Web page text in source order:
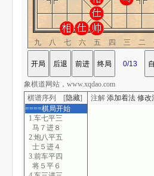
九八七六五四三二
棋谱序列 [隐藏]
====棋局开始
1.车七平三
马７进８
2.炮八平五
士５进４
3.前车平四
将５平６
注解 添加着法 修改
象棋道网站，www.xqdao.com